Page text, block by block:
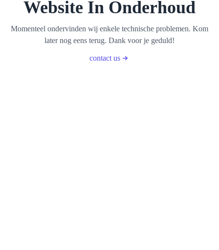
Website In Onderhoud
Momenteel ondervinden wij enkele technische problemen. Kom
later nog eens terug. Dank voor je geduld!
contact us